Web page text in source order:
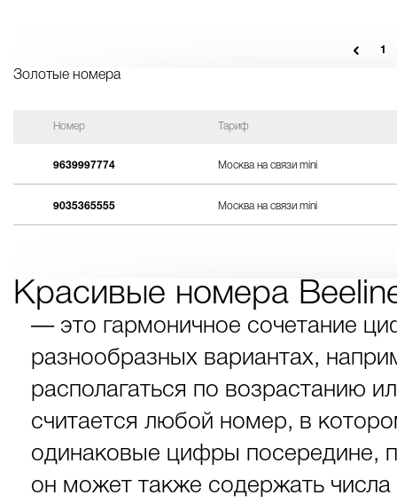
1
Золотые номера
Номер Тариф
9639997774 Москва на связи mini
9035365555 Москва на связи mini
Красивые номера
— это гармоничное сочетание
разнообразных вариантах,
располагаться по возрастанию
считается любой номер, в
одинаковые цифры посередине,
он может также содержать